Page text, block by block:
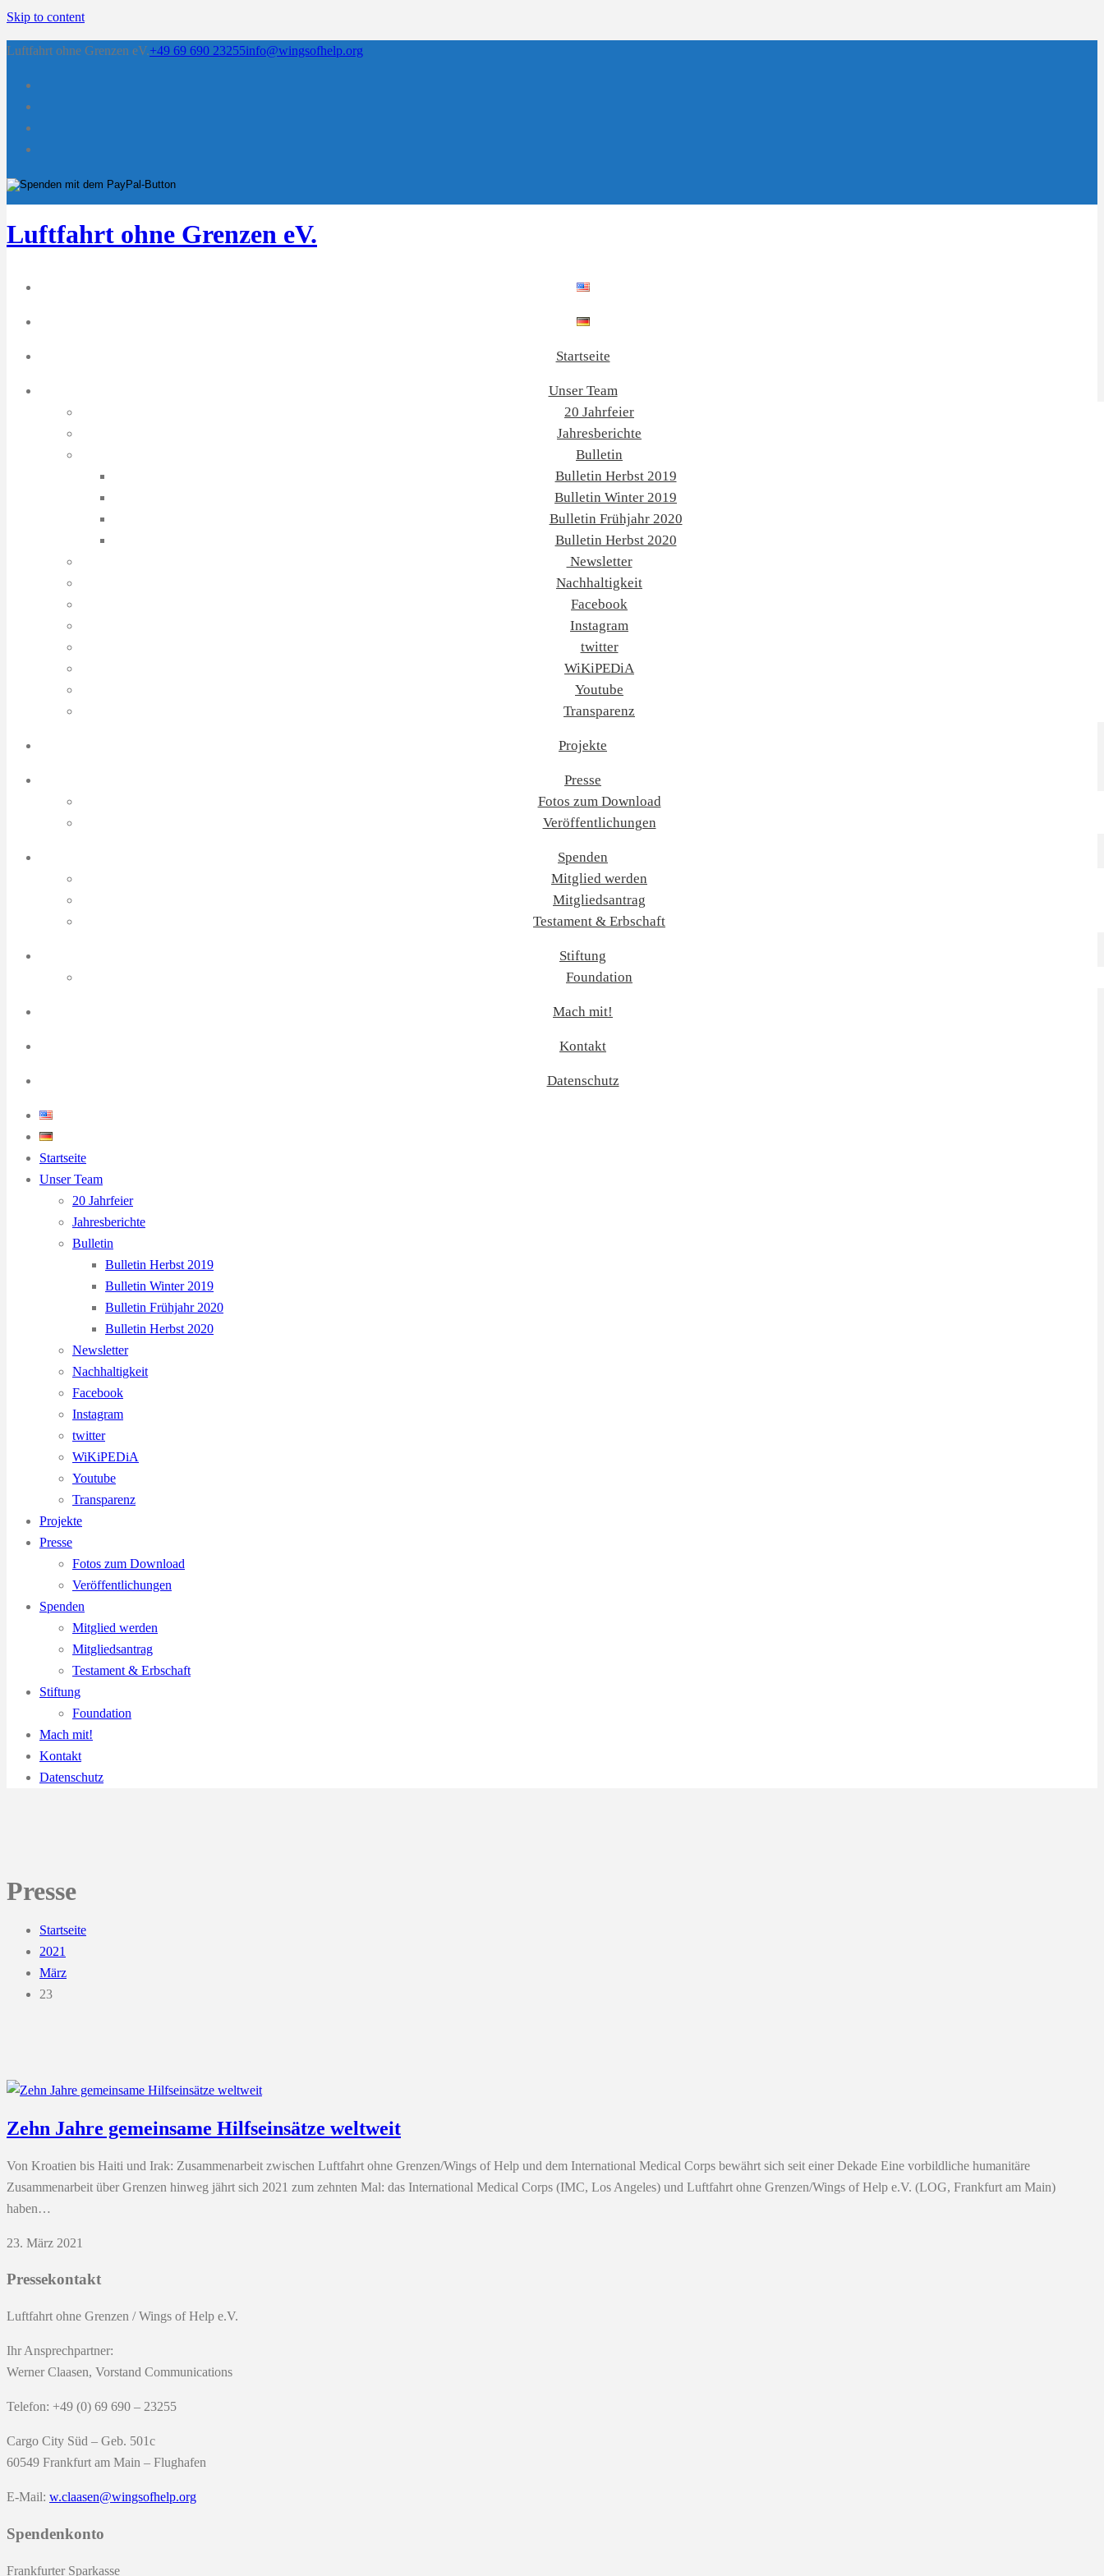
Skip to content
Luftfahrt ohne Grenzen eV.+49 69 690 23255info@wingsofhelp.org
Luftfahrt ohne Grenzen eV.
Startseite
Unser Team
20 Jahrfeier
Jahresberichte
Bulletin
Bulletin Herbst 2019
Bulletin Winter 2019
Bulletin Frühjahr 2020
Bulletin Herbst 2020
Newsletter
Nachhaltigkeit
Facebook
Instagram
twitter
WiKiPEDiA
Youtube
Transparenz
Projekte
Presse
Fotos zum Download
Veröffentlichungen
Spenden
Mitglied werden
Mitgliedsantrag
Testament & Erbschaft
Stiftung
Foundation
Mach mit!
Kontakt
Datenschutz
Startseite
Unser Team
20 Jahrfeier
Jahresberichte
Bulletin
Bulletin Herbst 2019
Bulletin Winter 2019
Bulletin Frühjahr 2020
Bulletin Herbst 2020
Newsletter
Nachhaltigkeit
Facebook
Instagram
twitter
WiKiPEDiA
Youtube
Transparenz
Projekte
Presse
Fotos zum Download
Veröffentlichungen
Spenden
Mitglied werden
Mitgliedsantrag
Testament & Erbschaft
Stiftung
Foundation
Mach mit!
Kontakt
Datenschutz
Presse
Startseite
2021
März
23
Zehn Jahre gemeinsame Hilfseinsätze weltweit
Von Kroatien bis Haiti und Irak: Zusammenarbeit zwischen Luftfahrt ohne Grenzen/Wings of Help und dem International Medical Corps bewährt sich seit einer Dekade Eine vorbildliche humanitäre
Zusammenarbeit über Grenzen hinweg jährt sich 2021 zum zehnten Mal: das International Medical Corps (IMC, Los Angeles) und Luftfahrt ohne Grenzen/Wings of Help e.V. (LOG, Frankfurt am Main)
haben…
23. März 2021
Pressekontakt
Luftfahrt ohne Grenzen / Wings of Help e.V.
Ihr Ansprechpartner:
Werner Claasen, Vorstand Communications
Telefon: +49 (0) 69 690 – 23255
Cargo City Süd – Geb. 501c
60549 Frankfurt am Main – Flughafen
E-Mail: w.claasen@wingsofhelp.org
Spendenkonto
Frankfurter Sparkasse